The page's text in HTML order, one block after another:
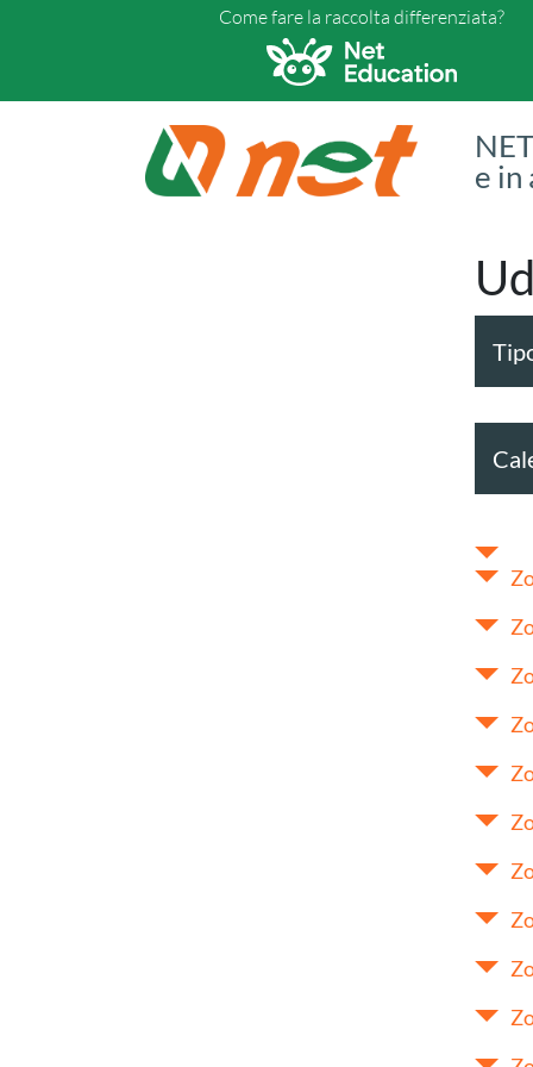
Come fare la raccolta differenziata?
e in